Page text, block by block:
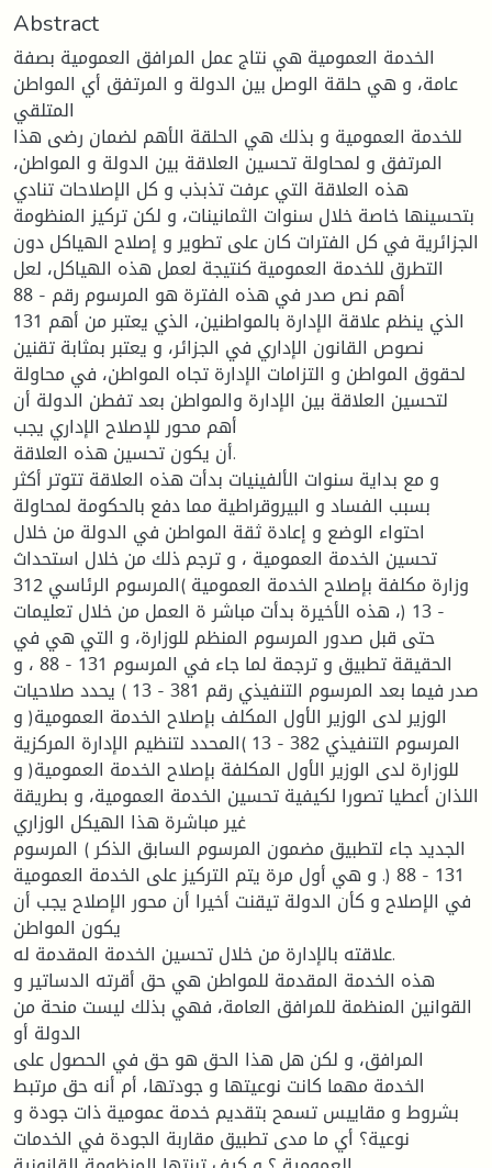
Abstract
الخدمة العمومية هي نتاج عمل المرافق العمومية بصفة
عامة، و هي حلقة الوصل بين الدولة و المرتفق أي المواطن
المتلقي
للخدمة العمومية و بذلك هي الحلقة الأهم لضمان رضى هذا
المرتفق و لمحاولة تحسين العلاقة بين الدولة و المواطن،
هذه العلاقة التي عرفت تذبذب و كل الإصلاحات تنادي
بتحسينها خاصة خلال سنوات الثمانينات، و لكن تركيز المنظومة
الجزائرية في كل الفترات كان على تطوير و إصلاح الهياكل دون
التطرق للخدمة العمومية كنتيجة لعمل هذه الهياكل، لعل
أهم نص صدر في هذه الفترة هو المرسوم رقم - 88
131 الذي ينظم علاقة الإدارة بالمواطنين، الذي يعتبر من أهم
نصوص القانون الإداري في الجزائر، و يعتبر بمثابة تقنين
لحقوق المواطن و التزامات الإدارة تجاه المواطن، في محاولة
لتحسين العلاقة بين الإدارة والمواطن بعد تفطن الدولة أن
أهم محور للإصلاح الإداري يجب
أن يكون تحسين هذه العلاقة.
و مع بداية سنوات الألفينيات بدأت هذه العلاقة تتوتر أكثر
بسبب الفساد و البيروقراطية مما دفع بالحكومة لمحاولة
احتواء الوضع و إعادة ثقة المواطن في الدولة من خلال
تحسين الخدمة العمومية ، و ترجم ذلك من خلال استحداث
وزارة مكلفة بإصلاح الخدمة العمومية )المرسوم الرئاسي 312
- 13 (، هذه الأخيرة بدأت مباشر ة العمل من خلال تعليمات
حتى قبل صدور المرسوم المنظم للوزارة، و التي هي في
الحقيقة تطبيق و ترجمة لما جاء في المرسوم 131 - 88 ، و
صدر فيما بعد المرسوم التنفيذي رقم 381 - 13 ) يحدد صلاحيات
الوزير لدى الوزير الأول المكلف بإصلاح الخدمة العمومية( و
المرسوم التنفيذي 382 - 13 )المحدد لتنظيم الإدارة المركزية
للوزارة لدى الوزير الأول المكلفة بإصلاح الخدمة العمومية( و
اللذان أعطيا تصورا لكيفية تحسين الخدمة العمومية، و بطريقة
غير مباشرة هذا الهيكل الوزاري
الجديد جاء لتطبيق مضمون المرسوم السابق الذكر ) المرسوم
131 - 88 (. و هي أول مرة يتم التركيز على الخدمة العمومية
في الإصلاح و كأن الدولة تيقنت أخيرا أن محور الإصلاح يجب أن
يكون المواطن
علاقته بالإدارة من خلال تحسين الخدمة المقدمة له.
هذه الخدمة المقدمة للمواطن هي حق أقرته الدساتير و
القوانين المنظمة للمرافق العامة، فهي بذلك ليست منحة من
الدولة أو
المرافق، و لكن هل هذا الحق هو حق في الحصول على
الخدمة مهما كانت نوعيتها و جودتها، أم أنه حق مرتبط
بشروط و مقاييس تسمح بتقديم خدمة عمومية ذات جودة و
نوعية؟ أي ما مدى تطبيق مقاربة الجودة في الخدمات